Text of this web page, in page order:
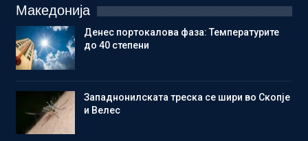
Македонија
Денес портокалова фаза: Температурите
до 40 степени
Западнонилската треска се шири во Скопје
и Велес